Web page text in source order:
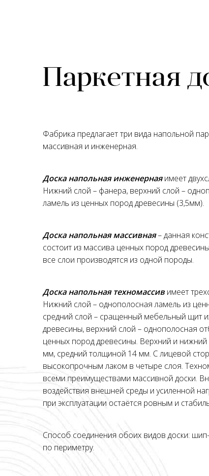
Паркетная
Фабрика предлагает три вида напольной
массивная и инженерная.
Доска напольная инженернаяимеет
Нижний слой – фанера, верхний слой –
ламель из ценных пород древесины (3,5мм).
Доска напольная массивная– данная
состоит из массива ценных пород
все слои производятся из одной породы.
Доска напольная техномассивимеет
Нижний слой – однополосная ламель из
средний слой – сращенный мебельный щит
древесины, верхний слой – однополосная
ценных пород древесины. Верхний и
мм, средний толщиной 14 мм. С лицевой
высокопрочным лаком в четыре слоя.
всеми преимуществами массивной доски.
воздействия внешней среды и усиленной
при эксплуатации остаётся ровным и
Способ соединения обоих видов доски:
по периметру.